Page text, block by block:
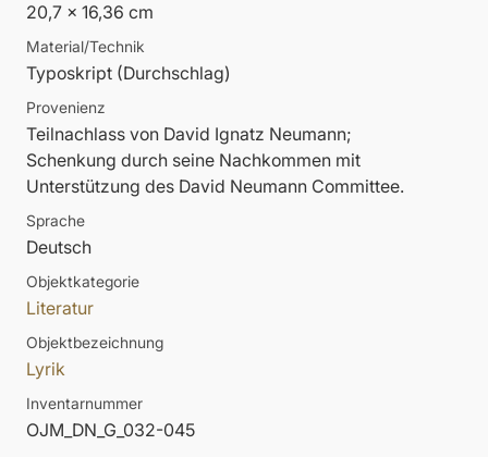
20,7 x 16,36 cm
Material/Technik
Typoskript (Durchschlag)
Provenienz
Teilnachlass von David Ignatz Neumann;
Schenkung durch seine Nachkommen mit
Unterstützung des David Neumann Committee.
Sprache
Deutsch
Objektkategorie
Literatur
Objektbezeichnung
Lyrik
Inventarnummer
OJM_DN_G_032-045